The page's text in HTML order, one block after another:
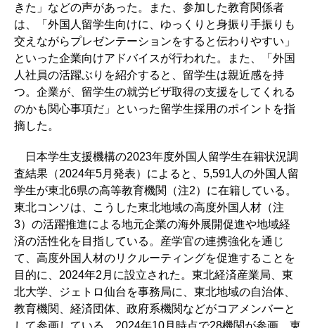
きた」などの声があった。また、参加した教育関係者
は、「外国人留学生向けに、ゆっくりと身振り手振りも
交えながらプレゼンテーションをすると伝わりやすい」
といった企業向けアドバイスが行われた。また、「外国
人社員の活躍ぶりを紹介すると、留学生は親近感を持
つ。企業が、留学生の就労ビザ取得の支援をしてくれる
のかも関心事項だ」といった留学生採用のポイントを指
摘した。
日本学生支援機構の2023年度外国人留学生在籍状況調
査結果（2024年5月発表）によると、5,591人の外国人留
学生が東北6県の高等教育機関（注2）に在籍している。
東北コンソは、こうした東北地域の高度外国人材（注
3）の活躍推進による地元企業の海外展開促進や地域経
済の活性化を目指している。産学官の連携強化を通じ
て、高度外国人材のリクルーティングを促進することを
目的に、2024年2月に設立された。東北経済産業局、東
北大学、ジェトロ仙台を事務局に、東北地域の自治体、
教育機関、経済団体、政府系機関などがコアメンバーと
して参画している。2024年10月時点で28機関が参画。東